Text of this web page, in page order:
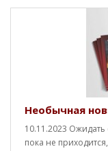
Необычная
10.11.2023
пока не